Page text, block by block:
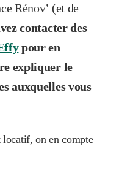
Rénov’ (et de
contacter des
pour en
expliquer le
auxquelles vous
locatif, on en compte